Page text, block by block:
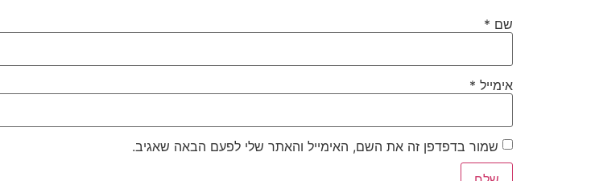
שם *
אימייל *
שמור בדפדפן זה את השם, האימייל והאתר שלי לפעם הבאה שאגיב.